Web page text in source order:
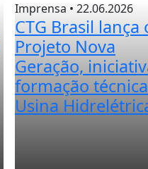
Imprensa • 22.06.2026
CTG Brasil lança
Projeto Nova
Geração,
formação
Usina